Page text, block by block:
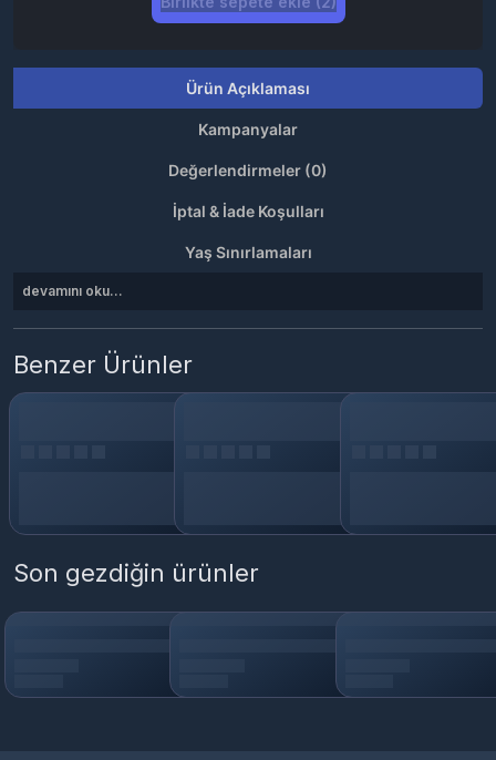
Ürün Açıklaması
Kampanyalar
Değerlendirmeler (0)
İptal & İade Koşulları
Yaş Sınırlamaları
devamını oku...
Benzer Ürünler
Son gezdiğin ürünler